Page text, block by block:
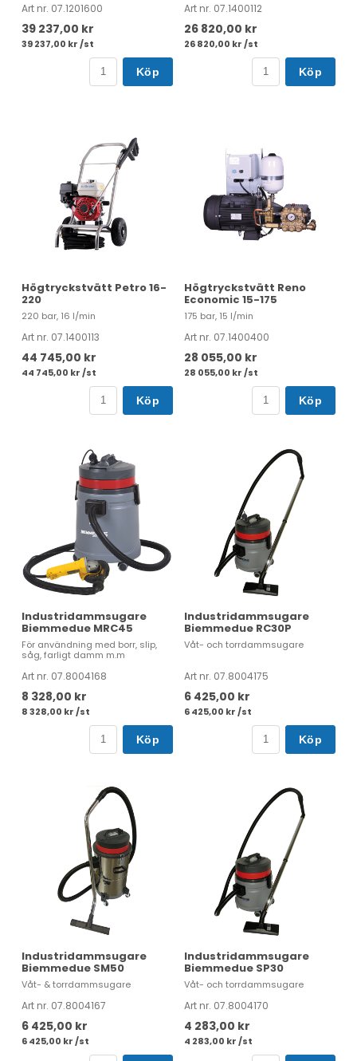
Art nr. 07.1201600
39 237,00 kr
39 237,00 kr /st
Köp
Art nr. 07.1400112
26 820,00 kr
26 820,00 kr /st
Köp
Högtryckstvätt Petro 16-
220
220 bar, 16 l/min
Art nr. 07.1400113
44 745,00 kr
44 745,00 kr /st
Köp
Högtryckstvätt Reno
Economic 15-175
175 bar, 15 l/min
Art nr. 07.1400400
28 055,00 kr
28 055,00 kr /st
Köp
Industridammsugare
Biemmedue MRC45
För användning med borr, slip,
såg, farligt damm m.m
Art nr. 07.8004168
8 328,00 kr
8 328,00 kr /st
Köp
Industridammsugare
Biemmedue RC30P
Våt- och torrdammsugare
Art nr. 07.8004175
6 425,00 kr
6 425,00 kr /st
Köp
Industridammsugare
Biemmedue SM50
Våt- & torrdammsugare
Art nr. 07.8004167
6 425,00 kr
6 425,00 kr /st
Industridammsugare
Biemmedue SP30
Våt- och torrdammsugare
Art nr. 07.8004170
4 283,00 kr
4 283,00 kr /st